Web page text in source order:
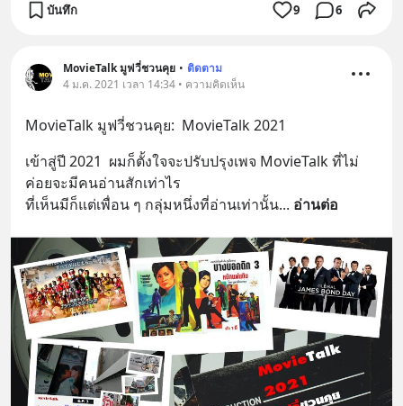
บันทึก 9 6
MovieTalk มูฟวี่ชวนคุย • ติดตาม
4 ม.ค. 2021 เวลา 14:34 • ความคิดเห็น
MovieTalk มูฟวี่ชวนคุย:  MovieTalk 2021
เข้าสู่ปี 2021  ผมก็ตั้งใจจะปรับปรุงเพจ MovieTalk ที่ไม่
ค่อยจะมีคนอ่านสักเท่าไร
ที่เห็นมีก็แต่เพื่อน ๆ กลุ่มหนึ่งที่อ่านเท่านั้น... อ่านต่อ